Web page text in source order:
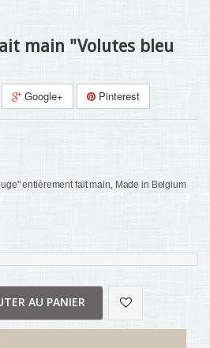
main "Volutes bleu
Google+ Pinterest
entièrement fait main, Made in Belgium
AU PANIER